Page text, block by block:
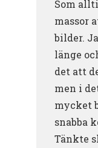
Som
massor
bilder.
länge
det att
men i
mycket
snabba
Tänkte